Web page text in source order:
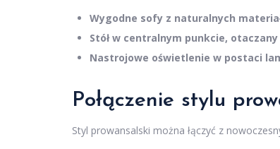
Wygodne sofy z naturalnych
Stół w centralnym punkcie,
Nastrojowe oświetlenie w postaci
Połączenie stylu
Styl prowansalski można łączyć z